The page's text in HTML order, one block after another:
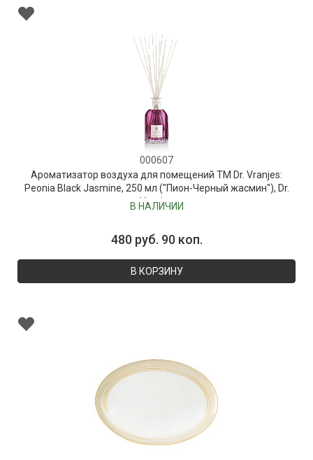
000607
Ароматизатор воздуха для помещений ТМ Dr. Vranjes:
Peonia Black Jasmine, 250 мл ("Пион-Черный жасмин"), Dr.
Vranjes
В НАЛИЧИИ
480 руб. 90 коп.
В КОРЗИНУ